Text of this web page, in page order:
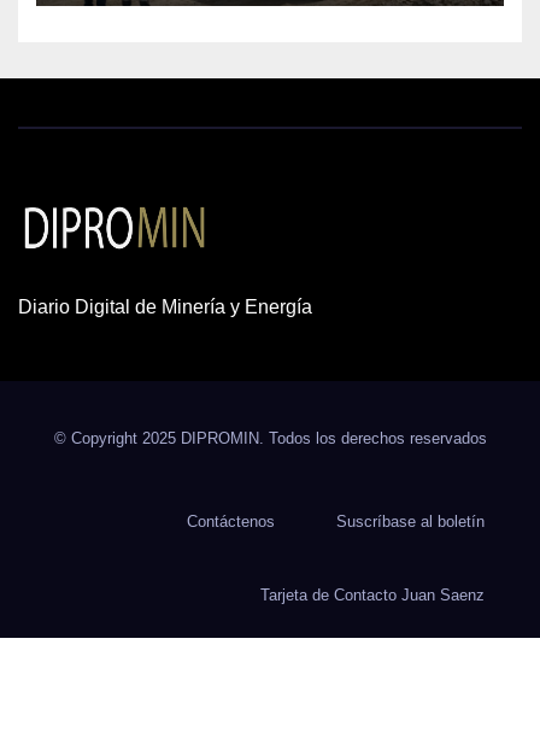
Diario Digital de Minería y Energía
© Copyright 2025 DIPROMIN. Todos los derechos reservados
Contáctenos Suscríbase al boletín
Tarjeta de Contacto Juan Saenz